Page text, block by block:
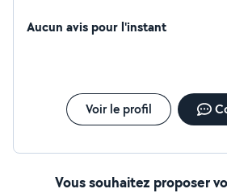
Aucun avis pour l'instant
Voir le profil
Vous souhaitez proposer